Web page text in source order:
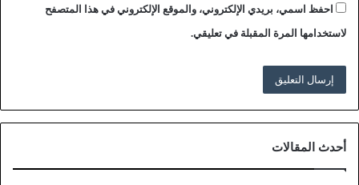
احفظ اسمي، بريدي الإلكتروني، والموقع الإلكتروني في هذا المتصفح
لاستخدامها المرة المقبلة في تعليقي.
أحدث المقالات